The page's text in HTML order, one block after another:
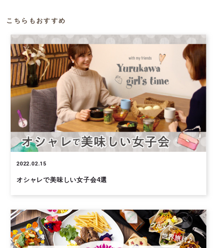
こちらもおすすめ
2022.02.15
オシャレで美味しい女子会4選